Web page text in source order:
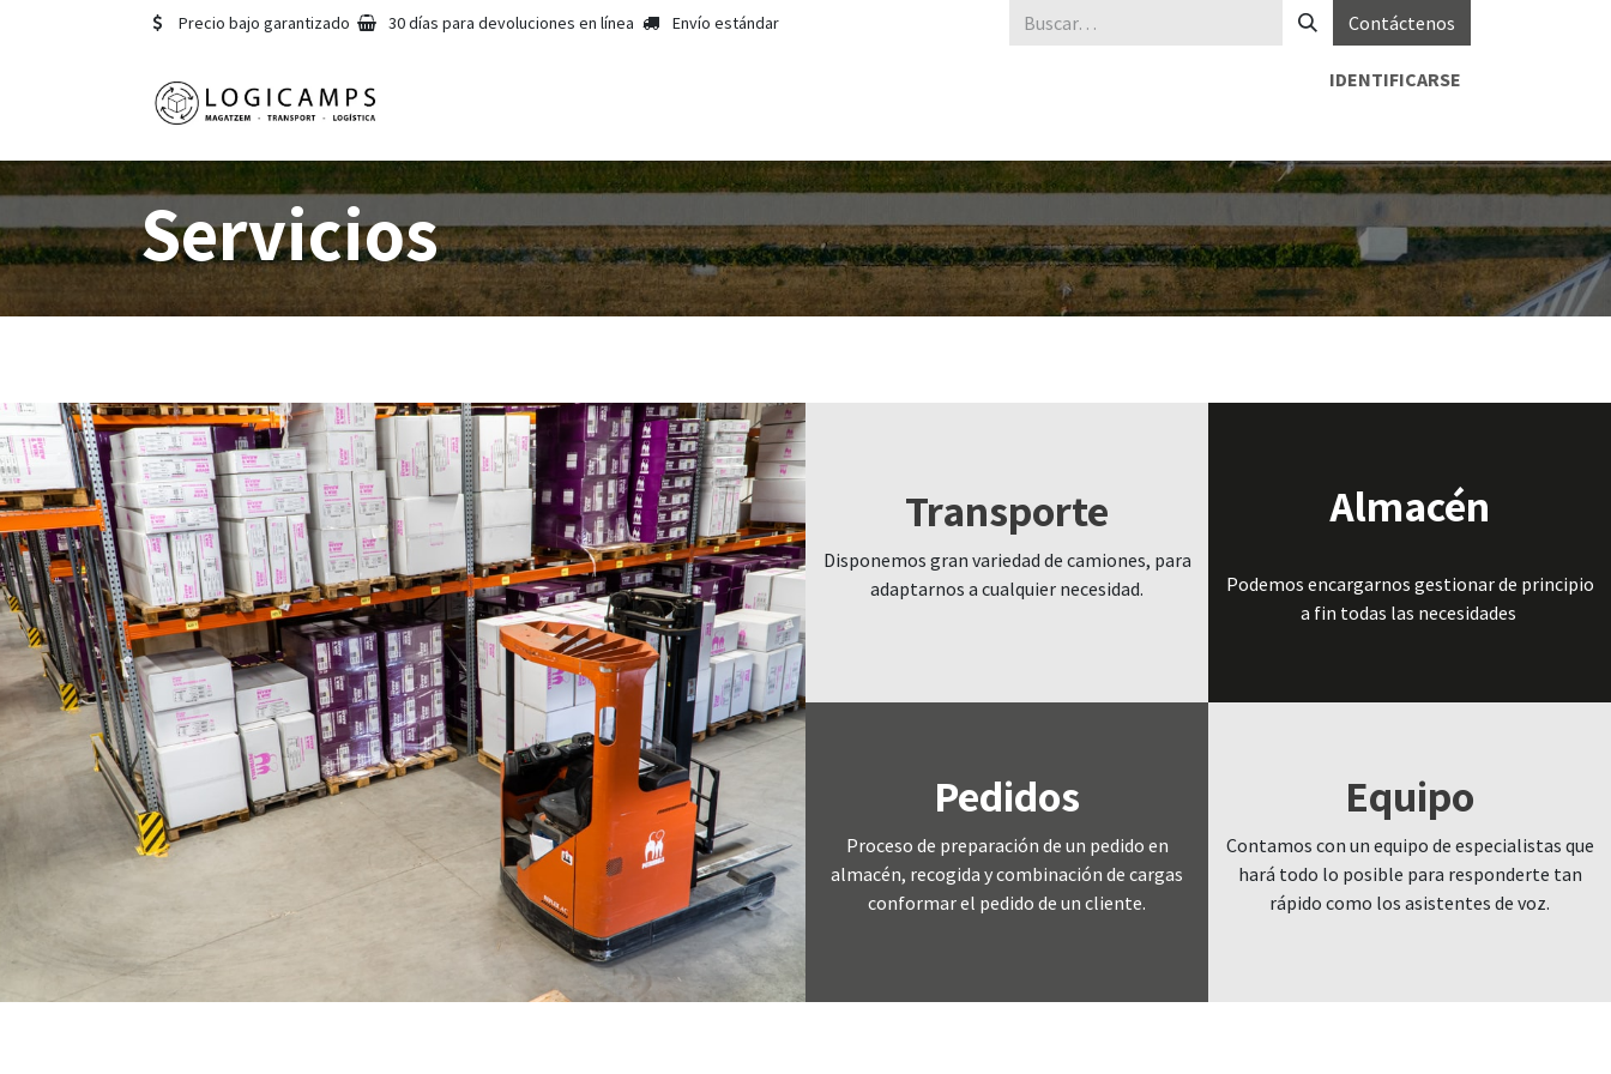
Precio bajo garantizado 30 días para devoluciones en línea Envío estándar Contáctenos
IDENTIFICARSE
Servicios
Transporte
Disponemos gran variedad de camiones, para
adaptarnos a cualquier necesidad.
Almacén
Podemos encargarnos gestionar de principio
a fin todas las necesidades
Pedidos
Proceso de preparación de un pedido en
almacén, recogida y combinación de cargas
conformar el pedido de un cliente.
Equipo
Contamos con un equipo de especialistas que
hará todo lo posible para responderte tan
rápido como los asistentes de voz.